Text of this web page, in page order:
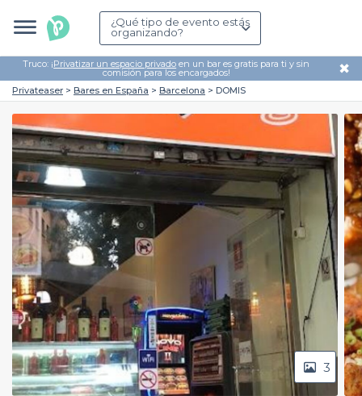
¿Qué tipo de evento estás
organizando?
Truco: ¡Privatizar un espacio privado en un bar es gratis para ti y sin
comisión para los encargados! ✖
Privateaser Bares en España Barcelona DOMIS
3